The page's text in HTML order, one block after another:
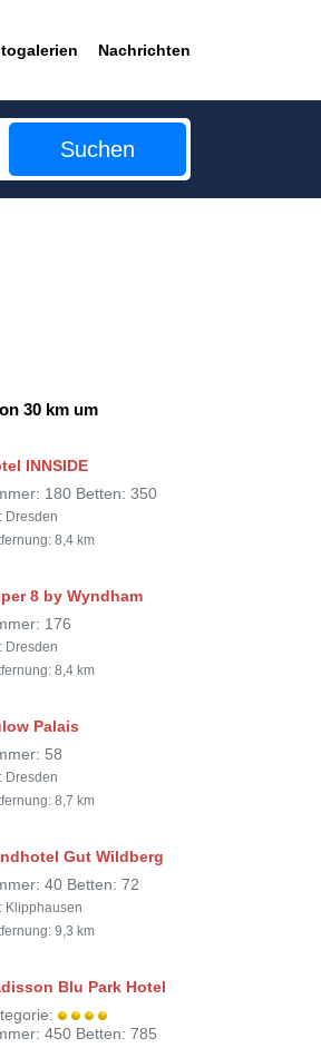
Nachrichten
Suchen
30 km um
INNSIDE
180 Betten: 350
Dresden
8,4 km
8 by Wyndham
176
Dresden
8,4 km
Palais
58
Dresden
8,7 km
Gut Wildberg
40 Betten: 72
Klipphausen
9,3 km
Blu Park Hotel
450 Betten: 785